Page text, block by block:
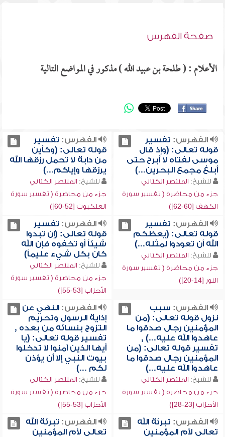
صفحة الفهرس
الأعلام : ( طلحة بن عبيد الله ) مذكور في المواضع التالية
الفهرس: تفسير
قوله تعالى: (وإذ قال
موسى لفتاه لا أبرح حتى
أبلغ مجمع البحرين...)
للشيخ: المنتصر الكتاني
جزء من محاضرة ( تفسير سورة
الكهف [60-62])
الفهرس: تفسير
قوله تعالى: (وكأين
من دابة لا تحمل رزقها الله
يرزقها وإياكم...)
للشيخ: المنتصر الكتاني
جزء من محاضرة ( تفسير سورة
العنكبوت [52-60])
الفهرس: تفسير
قوله تعالى: (يعظكم
الله أن تعودوا لمثله...)
للشيخ: المنتصر الكتاني
جزء من محاضرة ( تفسير سورة
النور [14-20])
الفهرس: تفسير
قوله تعالى: (إن تبدوا
شيئاً أو تخفوه فإن الله
كان بكل شيء عليماً)
للشيخ: المنتصر الكتاني
جزء من محاضرة ( تفسير سورة
الأحزاب [53-55])
الفهرس: سبب
نزول قوله تعالى: (من
المؤمنين رجال صدقوا ما
عاهدوا الله عليه...) ,
تفسير قوله تعالى: (من
المؤمنين رجال صدقوا ما
عاهدوا الله عليه...)
للشيخ: المنتصر الكتاني
جزء من محاضرة ( تفسير سورة
الأحزاب [23-28])
الفهرس:النهي عن
إذاية الرسول وتحريم
التزوج بنسائه من بعده ,
تفسير قوله تعالى: (يا
أيها الذين آمنوا لا تدخلوا
بيوت النبي إلا أن يؤذن
لكم ...)
للشيخ: المنتصر الكتاني
جزء من محاضرة ( تفسير سورة
الأحزاب [53-55])
الفهرس: تبرئة الله
تعالى لأم المؤمنين
الفهرس: تبرئة الله
تعالى لأم المؤمنين